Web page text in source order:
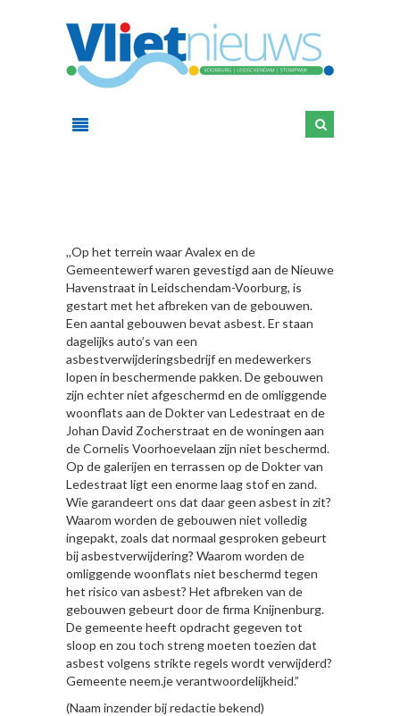
,,Op het terrein waar Avalex en de
Gemeentewerf waren gevestigd aan de Nieuwe
Havenstraat in Leidschendam-Voorburg, is
gestart met het afbreken van de gebouwen.
Een aantal gebouwen bevat asbest. Er staan
dagelijks auto’s van een
asbestverwijderingsbedrijf en medewerkers
lopen in beschermende pakken. De gebouwen
zijn echter niet afgeschermd en de omliggende
woonflats aan de Dokter van Ledestraat en de
Johan David Zocherstraat en de woningen aan
de Cornelis Voorhoevelaan zijn niet beschermd.
Op de galerijen en terrassen op de Dokter van
Ledestraat ligt een enorme laag stof en zand.
Wie garandeert ons dat daar geen asbest in zit?
Waarom worden de gebouwen niet volledig
ingepakt, zoals dat normaal gesproken gebeurt
bij asbestverwijdering? Waarom worden de
omliggende woonflats niet beschermd tegen
het risico van asbest? Het afbreken van de
gebouwen gebeurt door de firma Knijnenburg.
De gemeente heeft opdracht gegeven tot
sloop en zou toch streng moeten toezien dat
asbest volgens strikte regels wordt verwijderd?
Gemeente neem.je verantwoordelijkheid.”
(Naam inzender bij redactie bekend)